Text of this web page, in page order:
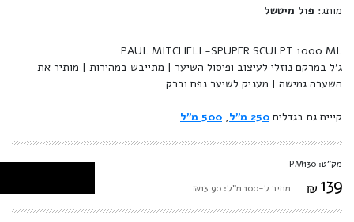
מותג: פול מיטשל
PAUL MITCHELL-SPUPER SCULPT 1000 ML
ג'ל במרקם נוזלי לעיצוב ופיסול השיער | מתייבש במהירות | מותיר את
השערה גמישה | מעניק לשיער נפח וברק
קייים גם בגדלים 250 מ"ל , 500 מ"ל
מק"ט: PM130
₪ 139 מחיר ל-100 מ"ל: ₪13.90